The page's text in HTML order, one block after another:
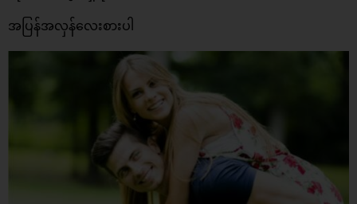
အပြန်အလှန်လေးစားပါ